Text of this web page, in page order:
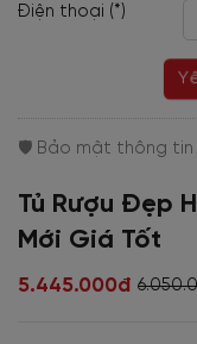
Điện thoại (*)
Tủ Rượu Đẹp
Mới Giá Tốt
5.445.000đ